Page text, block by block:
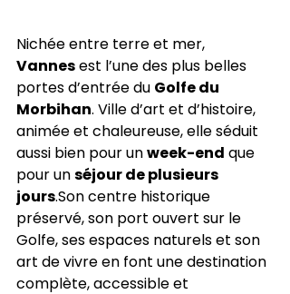
Nichée entre terre et mer,
Vannes est l’une des plus belles
portes d’entrée du Golfe du
Morbihan. Ville d’art et d’histoire,
animée et chaleureuse, elle séduit
aussi bien pour un week-end que
pour un séjour de plusieurs
jours.Son centre historique
préservé, son port ouvert sur le
Golfe, ses espaces naturels et son
art de vivre en font une destination
complète, accessible et